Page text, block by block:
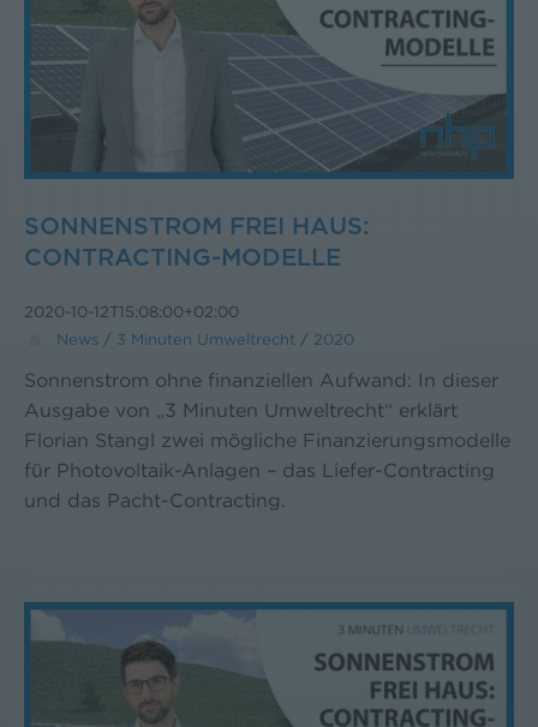
SONNENSTROM FREI HAUS:
CONTRACTING-MODELLE
2020-10-12T15:08:00+02:00
News / 3 Minuten Umweltrecht / 2020
Sonnenstrom ohne finanziellen Aufwand: In dieser
Ausgabe von „3 Minuten Umweltrecht“ erklärt
Florian Stangl zwei mögliche Finanzierungsmodelle
für Photovoltaik-Anlagen – das Liefer-Contracting
und das Pacht-Contracting.